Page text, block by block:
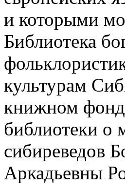
и которыми
Библиотека
культурам
книжном
библиотеки о
сибиреведов
Аркадьевны